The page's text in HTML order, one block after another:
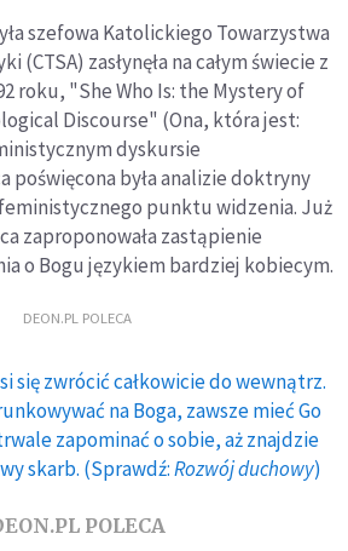
szefowa Katolickiego Towarzystwa
(CTSA) zasłynęła na całym świecie z
roku, "She Who Is: the Mystery of
Discourse" (Ona, która jest:
dyskursie
poświęcona była analizie doktryny
punktu widzenia. Już
zaproponowała zastąpienie
o Bogu językiem bardziej kobiecym.
DEON.PL POLECA
się zwrócić całkowicie do wewnątrz.
na Boga, zawsze mieć Go
zapominać o sobie, aż znajdzie
skarb. (Sprawdź:Rozwój duchowy)
POLECA